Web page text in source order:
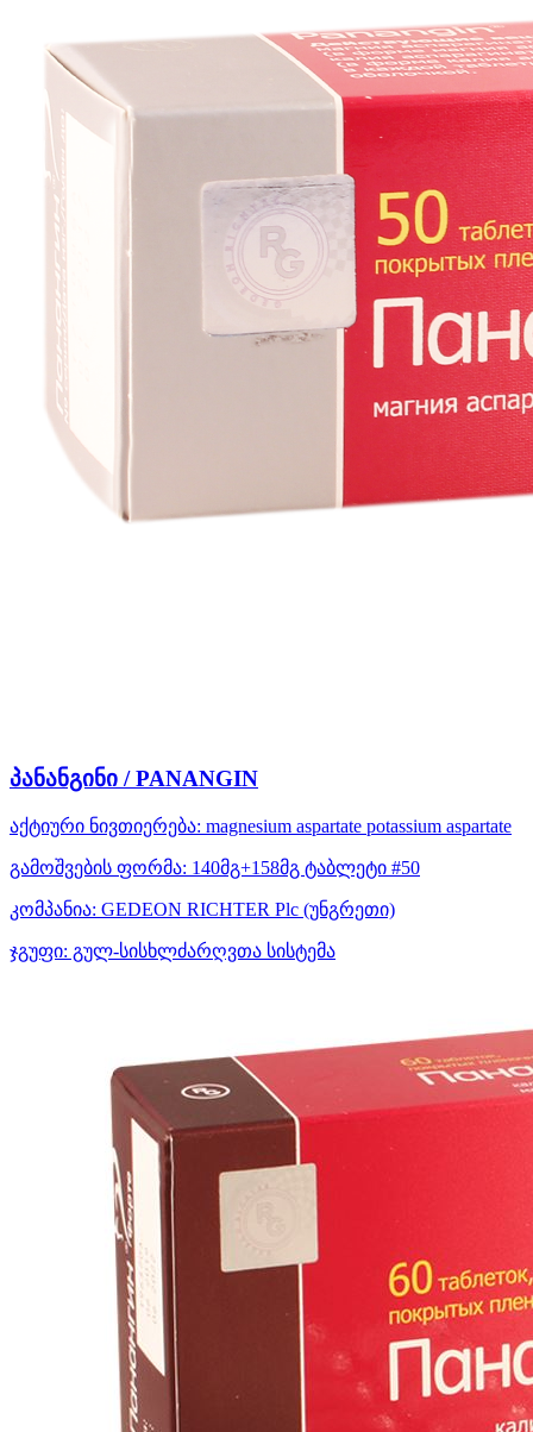
პანანგინი / PANANGIN
აქტიური ნივთიერება: magnesium aspartate potassium aspartate
გამოშვების ფორმა: 140მგ+158მგ ტაბლეტი #50
კომპანია: GEDEON RICHTER Plc (უნგრეთი)
ჯგუფი: გულ-სისხლძარღვთა სისტემა